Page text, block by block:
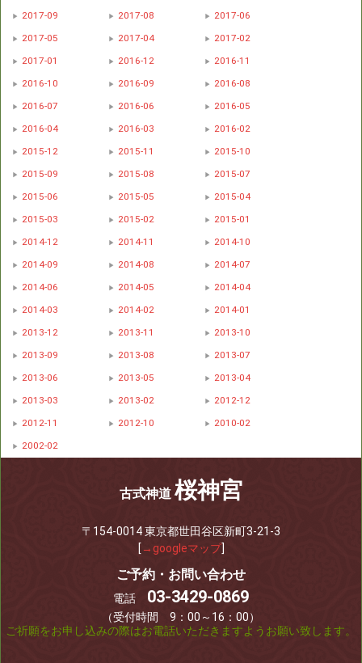
2017-09
2017-08
2017-06
2017-05
2017-04
2017-02
2017-01
2016-12
2016-11
2016-10
2016-09
2016-08
2016-07
2016-06
2016-05
2016-04
2016-03
2016-02
2015-12
2015-11
2015-10
2015-09
2015-08
2015-07
2015-06
2015-05
2015-04
2015-03
2015-02
2015-01
2014-12
2014-11
2014-10
2014-09
2014-08
2014-07
2014-06
2014-05
2014-04
2014-03
2014-02
2014-01
2013-12
2013-11
2013-10
2013-09
2013-08
2013-07
2013-06
2013-05
2013-04
2013-03
2013-02
2012-12
2012-11
2012-10
2010-02
2002-02
古式神道 桜神宮
〒154-0014 東京都世田谷区新町3-21-3
[ →googleマップ]
ご予約・お問い合わせ
電話 03-3429-0869
（受付時間 9：00～16：00）
ご祈願をお申し込みの際はお電話いただきますようお願い致します。